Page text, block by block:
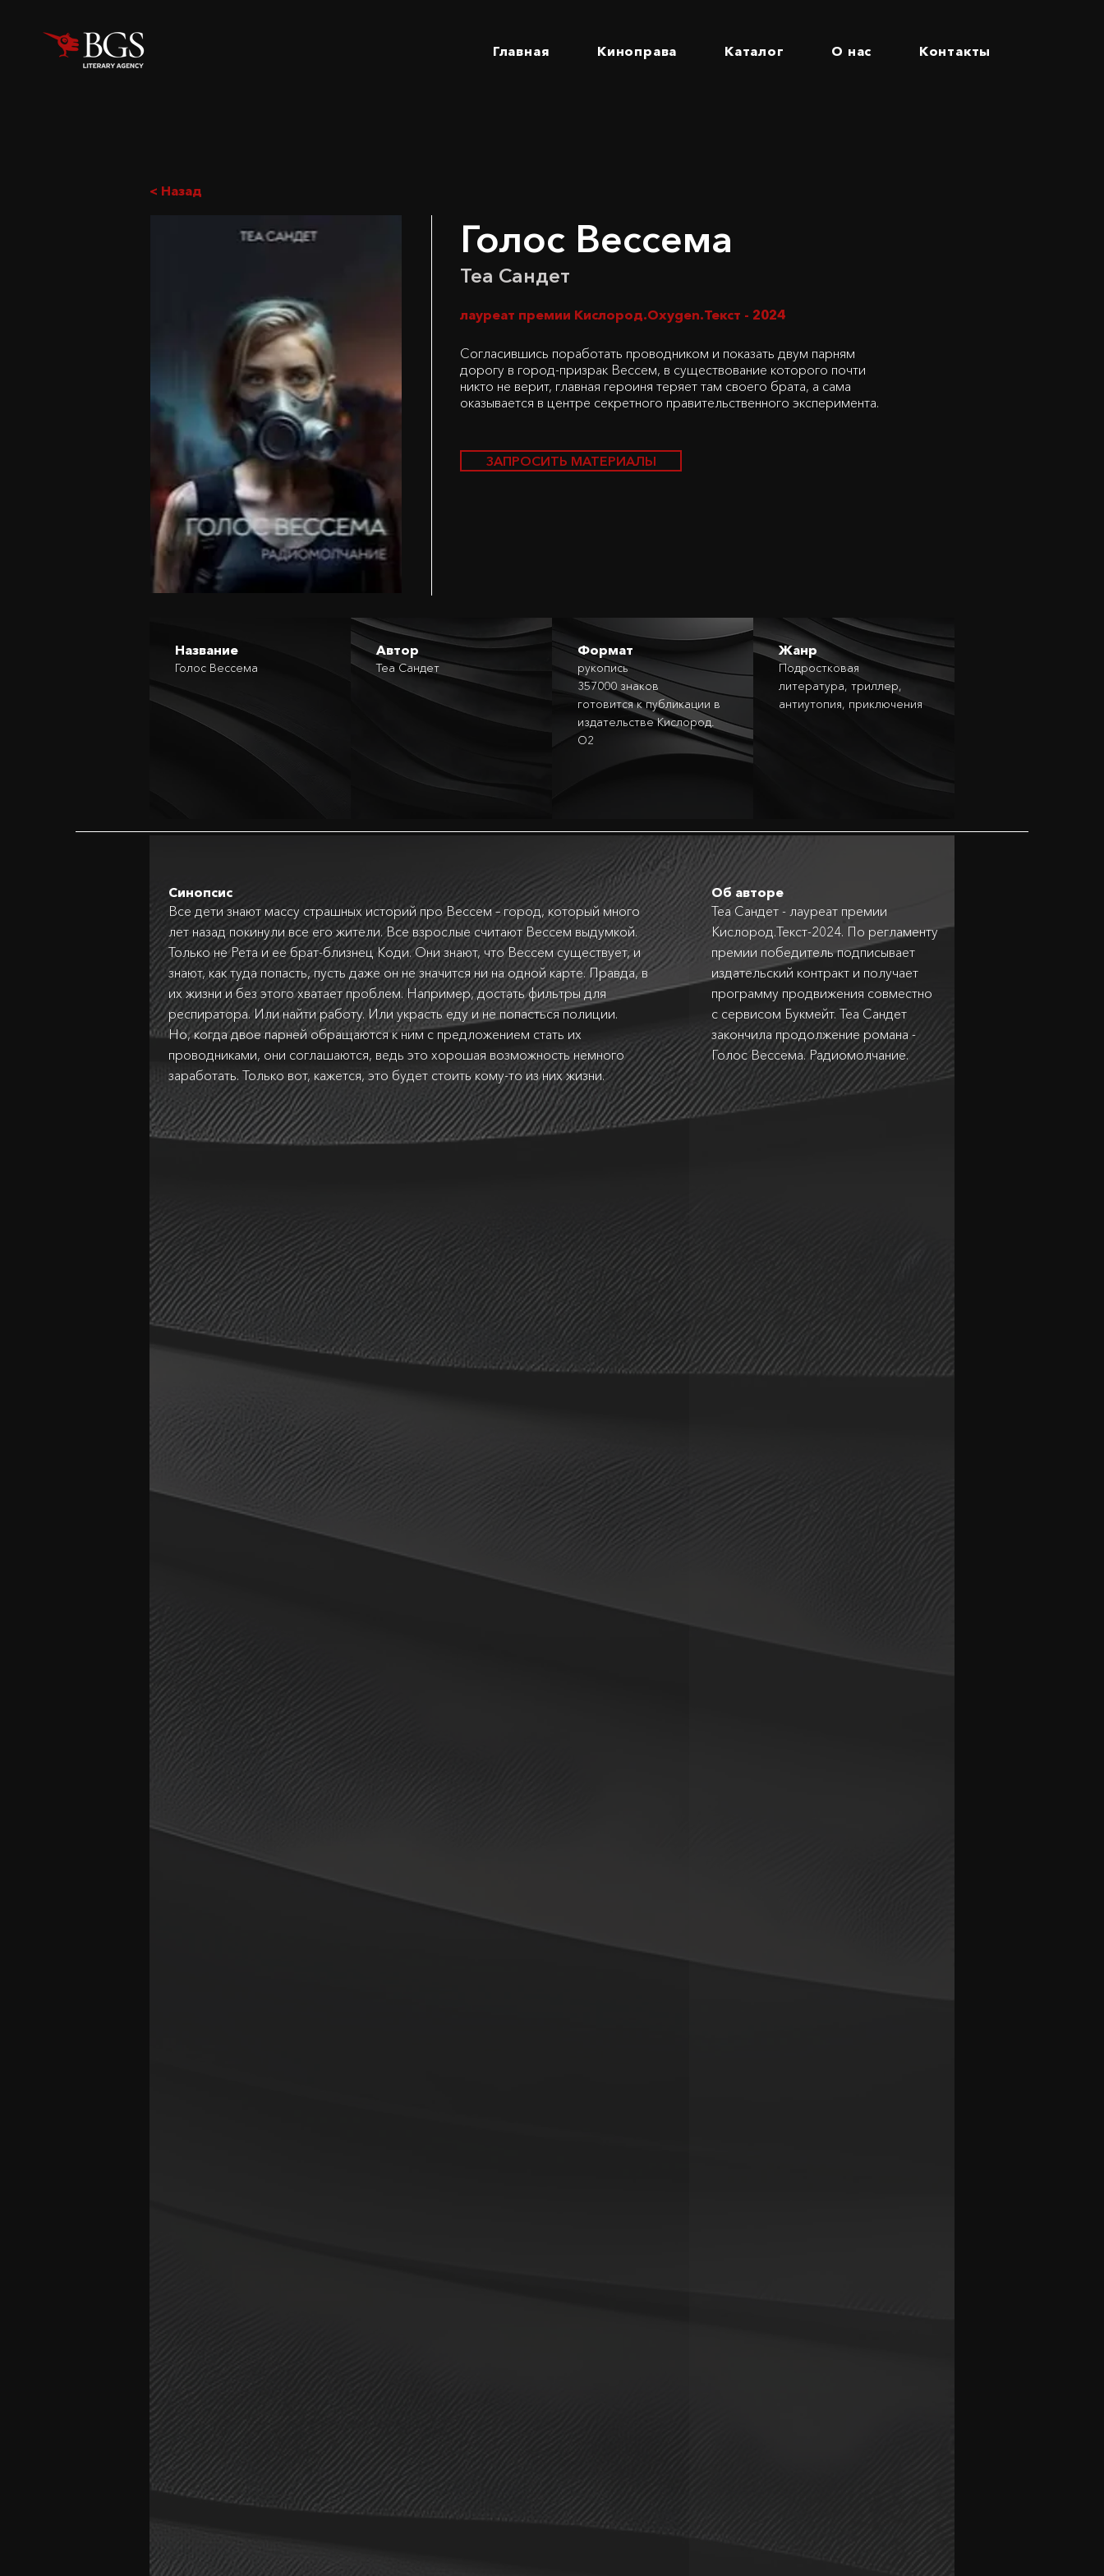
Главная Киноправа Каталог О нас Контакты
< Назад
Голос Вессема
Теа Сандет
лауреат премии Кислород.Oxygen.Текст - 2024
Согласившись поработать проводником и показать двум парням
дорогу в город-призрак Вессем, в существование которого почти
никто не верит, главная героиня теряет там своего брата, а сама
оказывается в центре секретного правительственного эксперимента.
ЗАПРОСИТЬ МАТЕРИАЛЫ
Название
Голос Вессема
Автор
Теа Сандет
Формат
рукопись
357000 знаков
готовится к публикации в
издательстве Кислород.
O2
Жанр
Подростковая
литература, триллер,
антиутопия, приключения
Синопсис
Все дети знают массу страшных историй про Вессем – город, который много
лет назад покинули все его жители. Все взрослые считают Вессем выдумкой.
Только не Рета и ее брат-близнец Коди. Они знают, что Вессем существует, и
знают, как туда попасть, пусть даже он не значится ни на одной карте. Правда, в
их жизни и без этого хватает проблем. Например, достать фильтры для
респиратора. Или найти работу. Или украсть еду и не попасться полиции.
Но, когда двое парней обращаются к ним с предложением стать их
проводниками, они соглашаются, ведь это хорошая возможность немного
заработать. Только вот, кажется, это будет стоить кому-то из них жизни.
Об авторе
Теа Сандет - лауреат премии
Кислород.Текст-2024. По регламенту
премии победитель подписывает
издательский контракт и получает
программу продвижения совместно
с сервисом Букмейт. Теа Сандет
закончила продолжение романа -
Голос Вессема. Радиомолчание.